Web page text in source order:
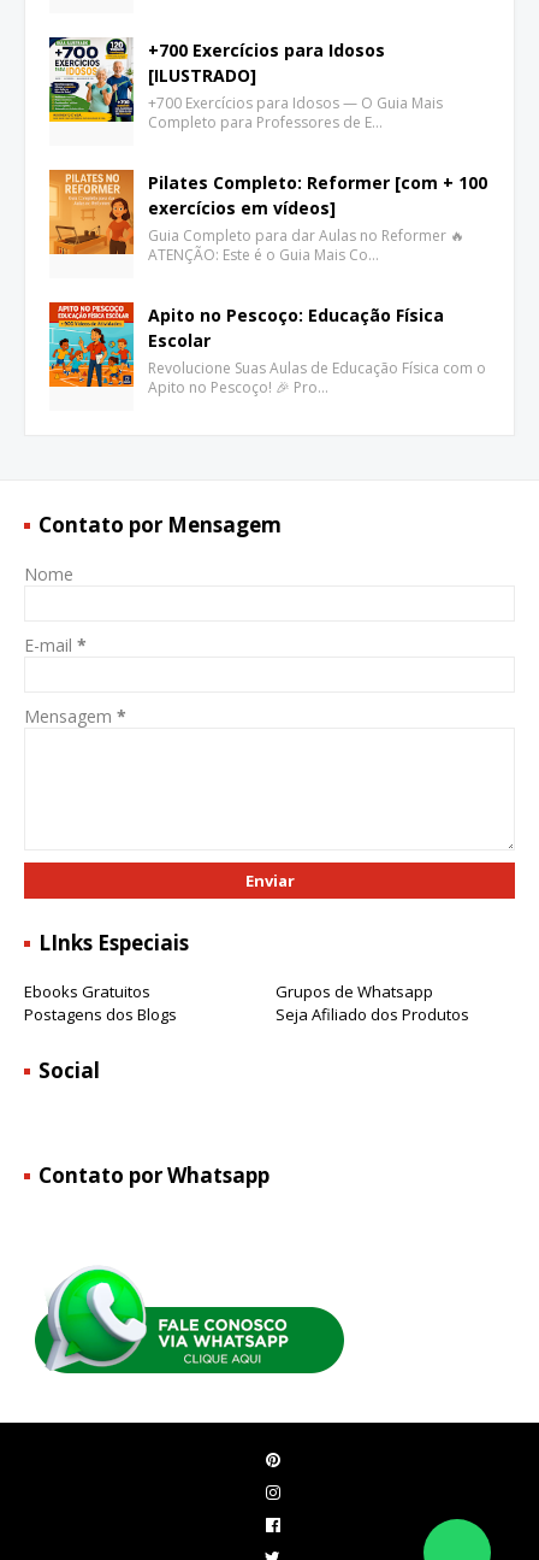
+700 Exercícios para Idosos
[ILUSTRADO]
+700 Exercícios para Idosos — O Guia Mais
Completo para Professores de E…
Pilates Completo: Reformer [com + 100
exercícios em vídeos]
Guia Completo para dar Aulas no Reformer 🔥
ATENÇÃO: Este é o Guia Mais Co…
Apito no Pescoço: Educação Física
Escolar
Revolucione Suas Aulas de Educação Física com o
Apito no Pescoço! 🎉 Pro…
Contato por Mensagem
Nome
E-mail *
Mensagem *
LInks Especiais
Ebooks Gratuitos
Grupos de Whatsapp
Postagens dos Blogs
Seja Afiliado dos Produtos
Social
Contato por Whatsapp